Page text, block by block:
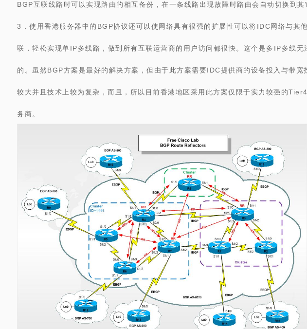
BGP互联线路时可以实现路由的相互备份，在一条线路出现故障时路由会自动切换到其
3．使用香港服务器中的 BGP协议还可以使网络具有很强的扩展性可以将IDC网络与其
联，轻松实现单IP多线路，做到所有互联运营商的用户访问都很快。这个是多IP多线无
的。虽然BGP方案是最好的解决方案，但由于此方案需要IDC提供商的设备投入与带宽
较大并且技术上较为复杂，而且，所以目前香港地区采用此方案仅限于实力较强的
务商。